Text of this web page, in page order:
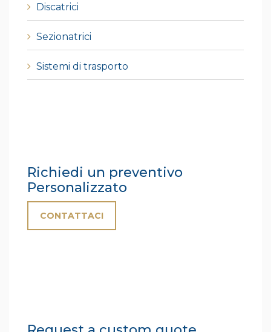
Discatrici
Sezionatrici
Sistemi di trasporto
Richiedi un preventivo
Personalizzato
CONTATTACI